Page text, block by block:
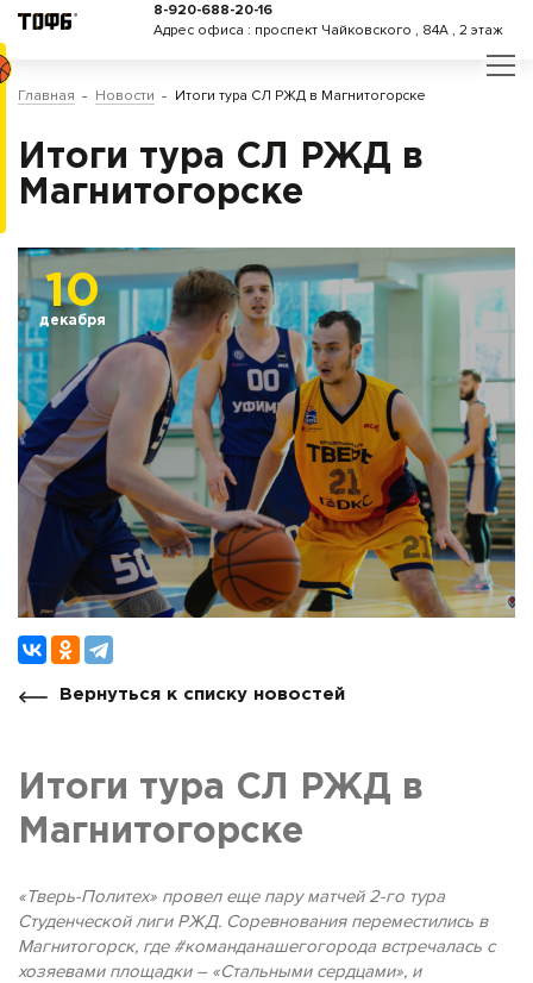
8-920-688-20-16
Адрес офиса : проспект Чайковского , 84А , 2 этаж
Главная Новости Итоги тура СЛ РЖД в Магнитогорске
Итоги тура СЛ РЖД в
Магнитогорске
10
декабря
Вернуться к списку новостей
Итоги тура СЛ РЖД в
Магнитогорске
«Тверь-Политех» провел еще пару матчей 2-го тура
Студенческой лиги РЖД. Соревнования переместились в
Магнитогорск, где #команданашегогорода встречалась с
хозяевами площадки – «Стальными сердцами», и